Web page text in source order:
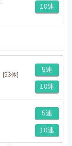
10連
[93体]
5連
10連
5連
10連